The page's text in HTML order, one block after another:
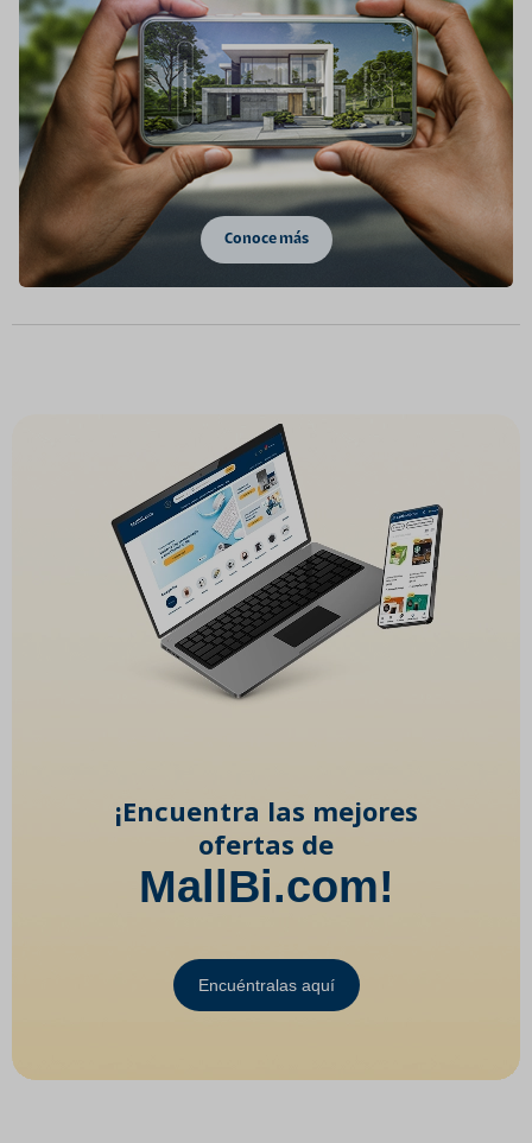
Conoce más
¡Encuentra las mejores
ofertas de
MallBi.com!
Encuéntralas aquí